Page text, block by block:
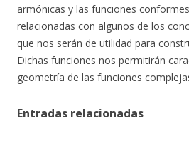
armónicas y las funciones
relacionadas con algunos de los
que nos serán de utilidad para
Dichas funciones nos permitirán
geometría de las funciones
Entradas relacionadas